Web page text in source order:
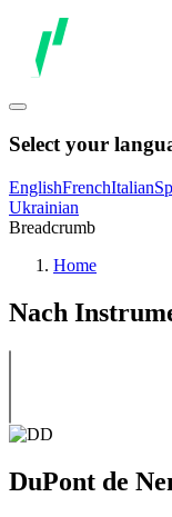
Select your
EnglishFrenchItalian
Ukrainian
Breadcrumb
Home
Nach
DuPont de